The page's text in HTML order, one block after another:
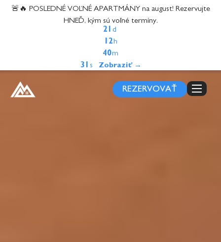
content
🚨🔥 POSLEDNÉ VOĽNÉ APARTMÁNY na august! Rezervujte
HNEĎ, kým sú voľné termíny.
21 d
12h
40m
29 s
REZERVOVAŤ